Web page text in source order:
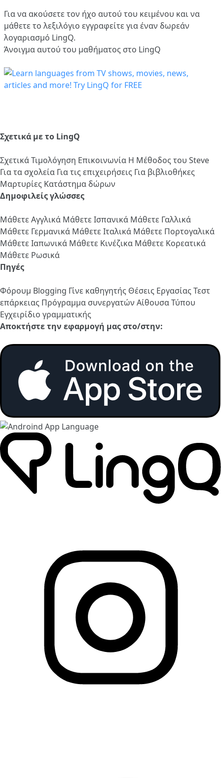
Για να ακούσετε τον ήχο αυτού του κειμένου και να
μάθετε το λεξιλόγιο εγγραφείτε για έναν δωρεάν
λογαριασμό LingQ.
Άνοιγμα αυτού του μαθήματος στο LingQ
Σχετικά με το LingQ
ΣχετικάΤιμολόγηση Επικοινωνία Η Μέθοδος του Steve
Για τα σχολεία Για τις επιχειρήσεις Για βιβλιοθήκες
Μαρτυρίες Κατάστημα δώρων
Δημοφιλείς γλώσσες
Μάθετε Αγγλικά Μάθετε Ισπανικά Μάθετε Γαλλικά
Μάθετε Γερμανικά Μάθετε Ιταλικά Μάθετε Πορτογαλικά
Μάθετε Ιαπωνικά Μάθετε Κινέζικα Μάθετε Κορεατικά
Μάθετε Ρωσικά
Πηγές
Φόρουμ Blogging Γίνε καθηγητής Θέσεις ΕργασίαςΤεστ
επάρκειας Πρόγραμμα συνεργατών Αίθουσα Τύπου
Εγχειρίδιο γραμματικής
Αποκτήστε την εφαρμογή μας στο/στην: